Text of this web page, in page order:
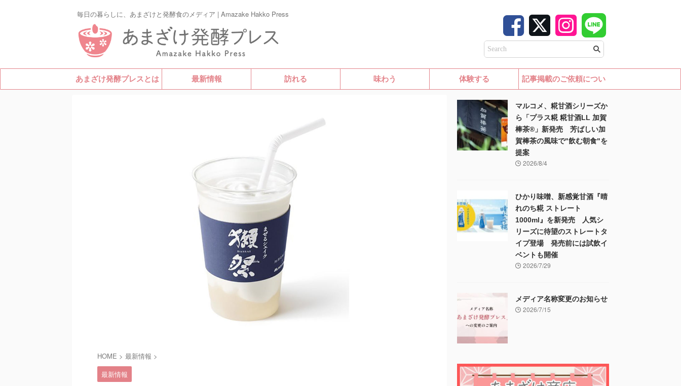
毎日の暮らしに、あまざけと発酵食のメディア | Amazake Hakko Press
あまざけ発酵プレスとは 最新情報 訪れる 味わう 体験する 記事掲載のご依頼につい
HOME > 最新情報 >
最新情報
マルコメ、糀甘酒シリーズか
ら「プラス糀 糀甘酒LL 加賀
棒茶®」新発売 芳ばしい加
賀棒茶の風味で"飲む朝食"を
提案
2026/8/4
ひかり味噌、新感覚甘酒『晴
れのち糀 ストレート
1000ml』を新発売 人気シ
リーズに待望のストレートタ
イプ登場 発売前には試飲イ
ベントも開催
2026/7/29
メディア名称変更のお知らせ
2026/7/15